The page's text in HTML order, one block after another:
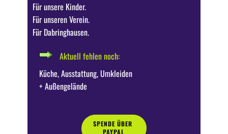
Für unsere Kinder.
Für unseren Verein.
Für Dabringhausen.
Aktuell fe​hlen noch:
Küche, Ausstattung, Umkleiden
+ Außengelände
SPENDE ÜBER
BETTERPLACE.ORG
SPENDE ÜBER
PAYPAL